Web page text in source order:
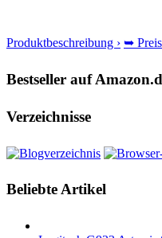
Produktbeschreibung › ➥
Bestseller auf
Verzeichnisse
Beliebte Artikel